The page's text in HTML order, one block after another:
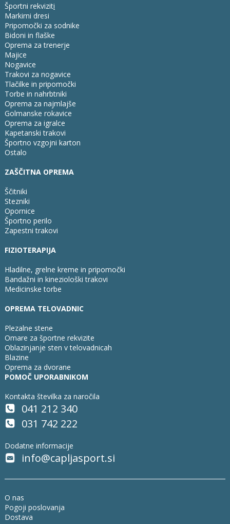
Športni rekviziti
Markirni dresi
Pripomočki za sodnike
Bidoni in flaške
Oprema za trenerje
Majice
Nogavice
Trakovi za nogavice
Tlačilke in pripomočki
Torbe in nahrbtniki
Oprema za najmlajše
Golmanske rokavice
Oprema za igralce
Kapetanski trakovi
Športno vzgojni karton
Ostalo
ZAŠČITNA OPREMA
Ščitniki
Stezniki
Opornice
Športno perilo
Zapestni trakovi
FIZIOTERAPIJA
Hladilne, grelne kreme in pripomočki
Bandažni in kineziološki trakovi
Medicinske torbe
OPREMA TELOVADNIC
Plezalne stene
Omare za športne rekvizite
Oblazinjanje sten v telovadnicah
Blazine
Oprema za dvorane
POMOČ UPORABNIKOM
Kontakta številka za naročila
041 212 340
031 742 222
Dodatne informacije
info@capljasport.si
O nas
Pogoji poslovanja
Dostava